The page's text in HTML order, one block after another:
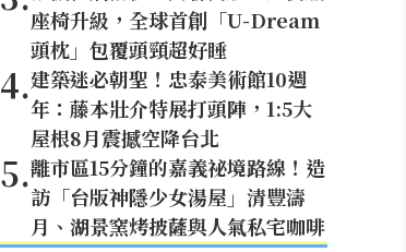
座椅升級，全球首創「U-Dream
頭枕」包覆頭頸超好睡
4.建築迷必朝聖！忠泰美術館10週
年：藤本壯介特展打頭陣，1:5大
屋根8月震撼空降台北
5.離市區15分鐘的嘉義祕境路線！造
訪「台版神隱少女湯屋」清豐濤
月、湖景窯烤披薩與人氣私宅咖啡